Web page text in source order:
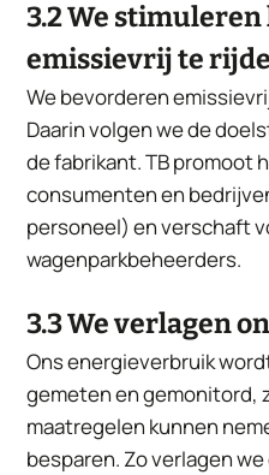
3.2 We
emissievrij te
We bevorderen
Daarin volgen we de
de fabrikant. TB promoot
consumenten en
personeel) en verschaft
wagenparkbeheerders.
3.3 We verlagen
Ons energieverbruik
gemeten en gemonitord,
maatregelen kunnen
besparen. Zo verlagen